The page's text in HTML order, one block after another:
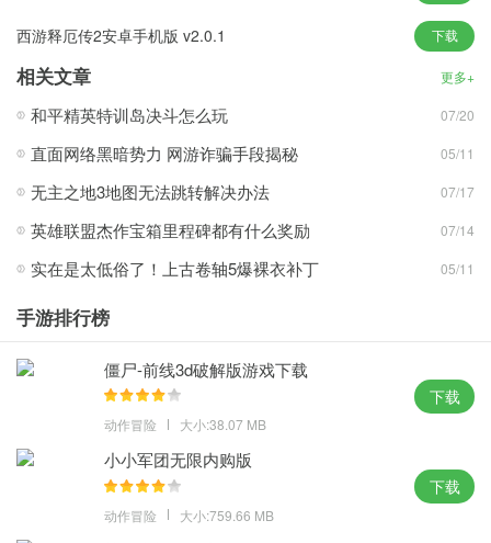
散落千朵樱花，还原经典情节。
境界死神激斗无限资源版游戏亮点
几年来，受到无数粉丝的喜爱，有许多经典的情节，你想重温血
战，体验与风与剑搏斗的战斗快感。
结合游戏的联合移动系统，每个角色都有各种各样的联合移动。玩
家将能够在游戏中享受战斗。
的秘密!它还可以使用几十个原始字符。
还有各种各样的角色职业等待收集，每个职业都有一个基于原始角
色能力的深度定制技能集
游戏由死亡监督和恢复委员会监督，从角色场景到故事设置的一切
都经过精心打磨，以确保玩家体验到一个原始的死亡世界。
每个角色都有一套技能，这些技能是根据他们的原始能力深度定制
的，结合游戏的连击系统，每个角色都有不同的连击方式
西游释厄传2安卓手机版 v2.0.1 下载
相关文章 更多+
和平精英特训岛决斗怎么玩 07/20
直面网络黑暗势力 网游诈骗手段揭秘 05/11
无主之地3地图无法跳转解决办法 07/17
英雄联盟杰作宝箱里程碑都有什么奖励 07/14
实在是太低俗了！上古卷轴5爆裸衣补丁 05/11
手游排行榜
僵尸-前线3d破解版游戏下载
动作冒险 大小:38.07 MB
下载
小小军团无限内购版
动作冒险 大小:759.66 MB
下载